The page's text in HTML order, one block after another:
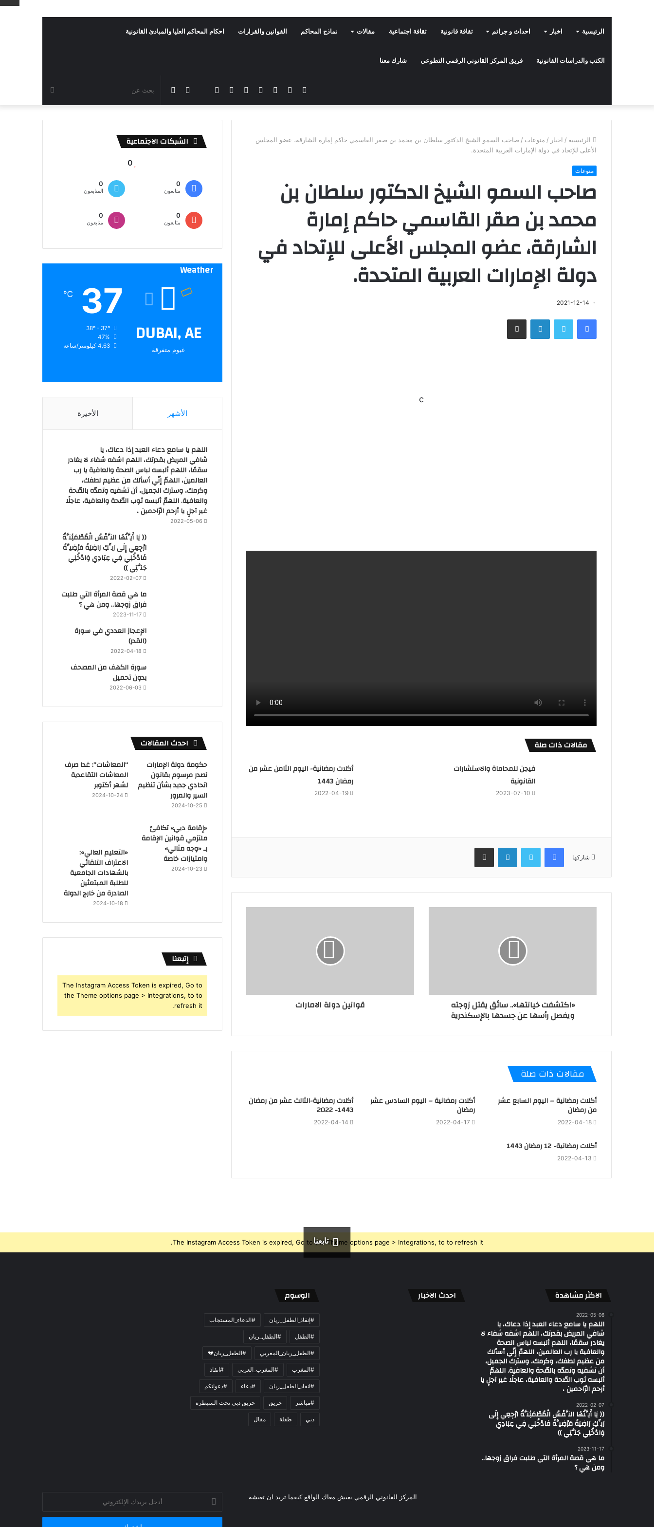
الرئيسية اخبار احداث و جرائم ثقافة قانونية ثقافة اجتماعية مقالات نماذج المحاكم القوانين والقرارات احكام المحاكم العليا والمبادئ القانونية
الكتب والدراسات القانونية فريق المركز القانوني الرقمي التطوعي شارك معنا
عن
الوضع
المظلم
مقال
عشوائي
سناب
شات
تيلقرام سناب
تشات
انستقرام يوتيوب تويترفيسبوك
الرئيسية / اخبار / منوعات / صاحب السمو الشيخ الدكتور سلطان بن محمد بن صقر القاسمي حاكم إمارة الشارقة، عضو المجلس
الأعلى للإتحاد في دولة الإمارات العربية المتحدة.
منوعات
صاحب السمو الشيخ الدكتور سلطان بن
محمد بن صقر القاسمي حاكم إمارة
الشارقة، عضو المجلس الأعلى للإتحاد في
دولة الإمارات العربية المتحدة.
2021-12-14
فيسبوك تويتر لينكدإن مشاركة عبر البريد
c
مقالات ذات صلة
فيجن للمحاماة والاستشارات
القانونية
2023-07-10
أكلات رمضانية- اليوم الثامن عشر من
رمضان 1443
2022-04-19
شاركها
فيسبوك تويتر لينكدإن مشاركة عبر البريد
«اكتشفت خيانتها».. سائق يقتل زوجته
ويفصل رأسها عن جسدها بالإسكندرية
قوانين دولة الامارات
مقالات ذات صلة
أكلات رمضانية – اليوم السابع عشر
من رمضان
2022-04-18
أكلات رمضانية – اليوم السادس عشر
رمضان
2022-04-17
أكلات رمضانية-الثالث عشر من رمضان
1443- 2022
2022-04-14
أكلات رمضانية- 12 رمضان 1443
2022-04-13
الشبكات الاجتماعية
0
0
متابعون
0
المتابعون
0
متابعون
0
متابعون
Weather
DUBAI, AE
غيوم متفرقة
37
℃
38º - 37º
47%
4.63 كيلومتر/ساعة
الأشهر الأخيرة
اللهم يا سامع دعاء العبد إذا دعاك، يا
شافي المريض بقدرتك، اللهم اشفه شفاء لا يغادر
سقمًا، اللهم ألبسه لباس الصحة والعافية يا رب
العالمين، اللهمّ إنّي أسألك من عظيم لطفك،
وكرمك، وسترك الجميل، أن تشفيه وتمدّه بالصّحة
والعافية. اللهمّ ألبسه ثوب الصّحة والعافية، عاجلًا
غير آجلٍ يا أرحم الرّاحمين ،
2022-05-06
(( يَا أَيَّتُهَا النَّفْسُ الْمُطْمَئِنَّةُ
ارْجِعِي إِلَى رَبِّكِ رَاضِيَةً مَرْضِيَّةً
فَادْخُلِي فِي عِبَادِي وَادْخُلِي
جَنَّتِي ))
2022-02-07
ما هي قصة المرأة التي طلبت
فراق زوجها.. ومن هي ؟
2023-11-17
‏الإعجاز العددي في سورة
(القدر)
2022-04-18
سورة الكهف من المصحف
بدون تحميل
2022-06-03
احدث المقالات
حكومة دولة الإمارات
تصدر مرسوم بقانون
اتحادي جديد بشأن تنظيم
السير والمرور
2024-10-25
“المعاشات”: غدا صرف
المعاشات التقاعدية
لشهر أكتوبر
2024-10-24
«إقامة دبي» تكافئ
ملتزمي قوانين الإقامة
بـ «وجه مثالي»
وامتيازات خاصة
2024-10-23
«التعليم العالي»:
الاعتراف التلقائي
بالشهادات الجامعية
للطلبة المبتعثين
الصادرة من خارج الدولة
2024-10-18
إتبعنا
The Instagram Access Token is expired, Go to
the Theme options page > Integrations, to to
refresh it.
تابعنا
The Instagram Access Token is expired, Go to the Theme options page > Integrations, to to refresh it.
الاكثر مشاهدة
2022-05-06
اللهم يا سامع دعاء العبد إذا دعاك، يا
شافي المريض بقدرتك، اللهم اشفه شفاء لا
يغادر سقمًا، اللهم ألبسه لباس الصحة
والعافية يا رب العالمين، اللهمّ إنّي أسألك
من عظيم لطفك، وكرمك، وسترك الجميل،
أن تشفيه وتمدّه بالصّحة والعافية. اللهمّ
ألبسه ثوب الصّحة والعافية، عاجلًا غير آجلٍ يا
أرحم الرّاحمين ،
2022-02-07
(( يَا أَيَّتُهَا النَّفْسُ الْمُطْمَئِنَّةُ ارْجِعِي إِلَى
رَبِّكِ رَاضِيَةً مَرْضِيَّةً فَادْخُلِي فِي عِبَادِي
وَادْخُلِي جَنَّتِي ))
2023-11-17
ما هي قصة المرأة التي طلبت فراق زوجها..
ومن هي ؟
احدث الاخبار الوسوم
#إنقاذ_الطفل_ريان #الدعاء_المستجاب
#الطفل #الطفل_ريان
#الطفل_ريان_المغربي #الطفل_ريان💔
#المغرب #المغرب_العربي #انقاذ
#انقاذ_الطفل_ريان #دعاء #دعواتكم
#مباشر حريق حريق دبي تحت السيطرة
دبي طفلة مقال
المركز القانوني الرقمي يعيش معاك الواقع كيفما تريد ان تعيشه
بريدك
الإلكتروني